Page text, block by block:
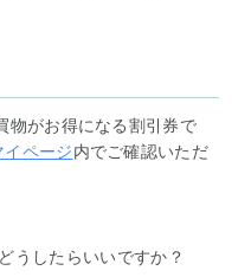
物がお得になる割引券で
イページ内でご確認いただ
うしたらいいですか？